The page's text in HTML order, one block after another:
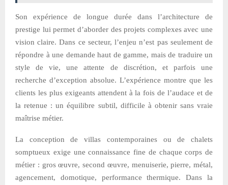
Son expérience de longue durée dans l’architecture de
prestige lui permet d’aborder des projets complexes avec une
vision claire. Dans ce secteur, l’enjeu n’est pas seulement de
répondre à une demande haut de gamme, mais de traduire un
style de vie, une attente de discrétion, et parfois une
recherche d’exception absolue. L’expérience montre que les
clients les plus exigeants attendent à la fois de l’audace et de
la retenue : un équilibre subtil, difficile à obtenir sans vraie
maîtrise métier.
La conception de villas contemporaines ou de chalets
somptueux exige une connaissance fine de chaque corps de
métier : gros œuvre, second œuvre, menuiserie, pierre, métal,
agencement, domotique, performance thermique. Dans la